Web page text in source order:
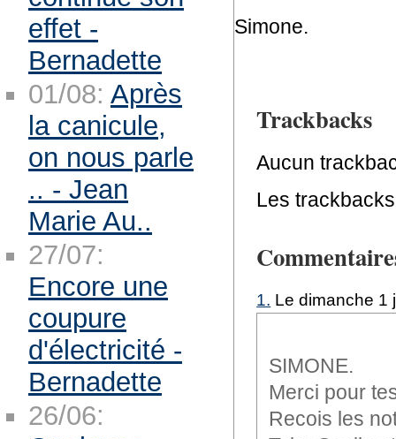
Simone.
Trackbacks
Aucun
Les
1. Le dimanche 1
SIMONE.
Merci pour
Recois les
effet -
Bernadette
01/08: Après
la canicule,
on nous parle
.. - Jean
Marie Au..
27/07:
Encore une
coupure
d'électricité -
Bernadette
26/06: